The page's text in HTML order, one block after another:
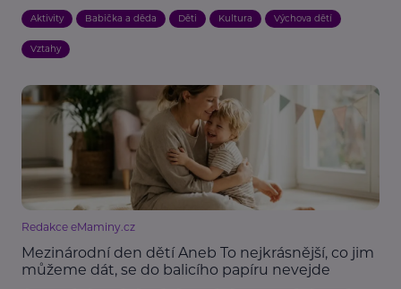
Aktivity Babička a děda Děti Kultura Výchova dětí
Vztahy
Redakce eMaminy.cz
Mezinárodní den dětí Aneb To nejkrásnější, co jim
můžeme dát, se do balicího papíru nevejde